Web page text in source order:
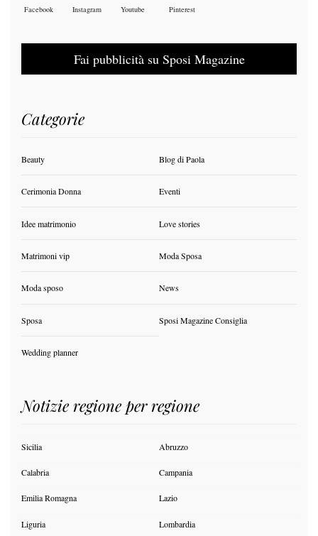
Facebook Instagram Youtube Pinterest
Fai pubblicità su Sposi Magazine
Categorie
Beauty Blog di Paola
Cerimonia Donna Eventi
Idee matrimonio Love stories
Matrimoni vip Moda Sposa
Moda sposo News
Sposa Sposi Magazine Consiglia
Wedding planner
Notizie regione per regione
Sicilia Abruzzo
Calabria Campania
Emilia Romagna Lazio
Liguria Lombardia